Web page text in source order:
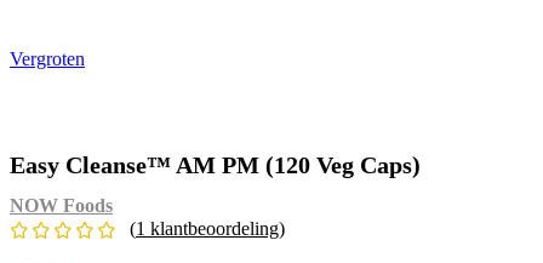
Vergroten
Easy Cleanse™ AM PM (120 Veg Caps)
NOW Foods
(1 klantbeoordeling)